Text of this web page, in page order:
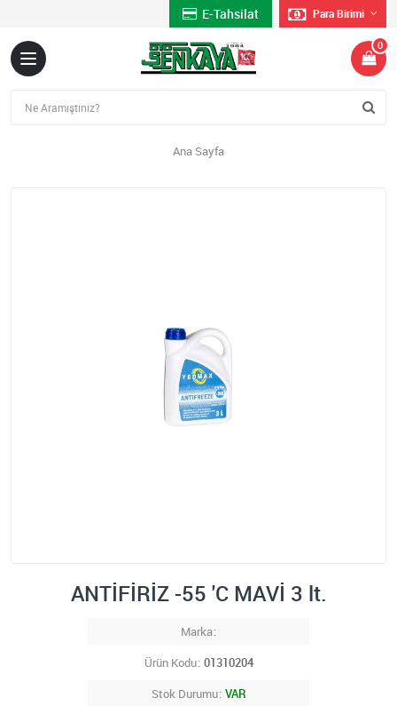
E-Tahsilat Para Birimi
0
Ana Sayfa
ANTİFİRİZ -55 'C MAVİ 3 lt.
Marka
Ürün Kodu 01310204
Stok Durumu VAR